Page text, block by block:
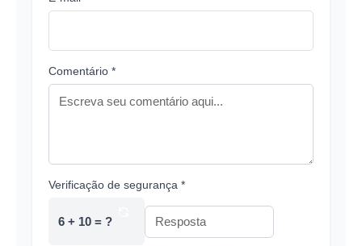
Comentário *
Verificação de segurança *
6 + 10 = ?